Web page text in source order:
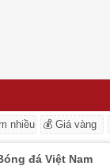
nhiều 💰 Giá vàng
đá Việt Nam